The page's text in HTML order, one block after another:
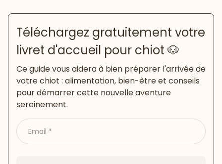
Téléchargez gratuitement votre
livret d'accueil pour chiot 🐶
Ce guide vous aidera à bien préparer l'arrivée de
votre chiot : alimentation, bien-être et conseils
pour démarrer cette nouvelle aventure
sereinement.
Email